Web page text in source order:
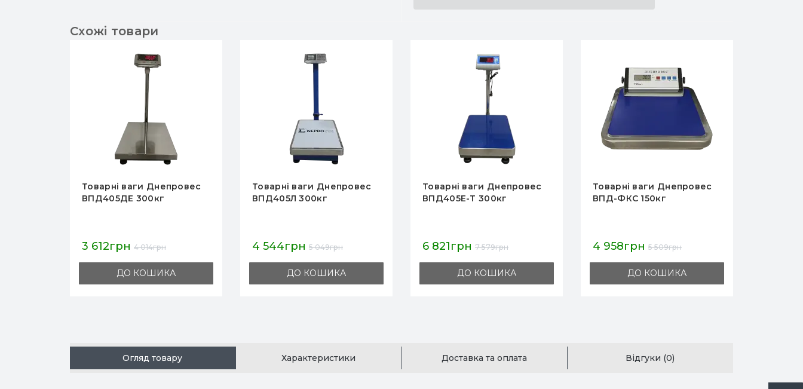
Схожі товари
Товарні ваги Днепровес
ВПД405Л 300кг
4 544грн 5 049грн
ДО КОШИКА
Товарні ваги Днепровес
ВПД405Е-Т 300кг
6 821грн 7 579грн
ДО КОШИКА
Товарні ваги Днепровес
ВПД-ФКС 150кг
4 958грн 5 509грн
ДО КОШИКА
Товарні ваги Днепровес
ВПД405ЕС 300кг
13 352грн 14 835грн
ДО КОШИКА
Огляд товару Характеристики Доставка та оплата Відгуки (0)